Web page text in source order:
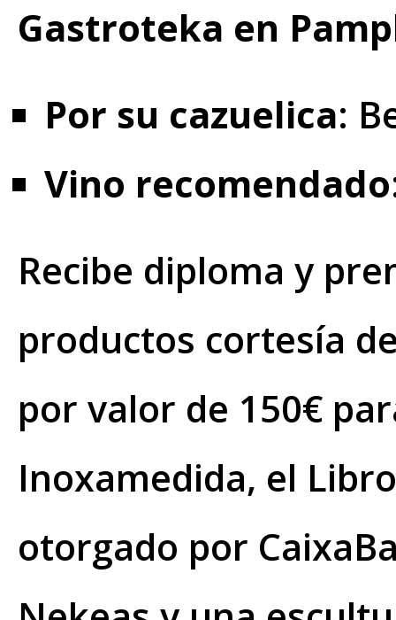
Gastroteka en
Por su cazuelica:
Vino recomendado
Recibe diploma y
productos cortesía
por valor de 150€
Inoxamedida, el
otorgado por